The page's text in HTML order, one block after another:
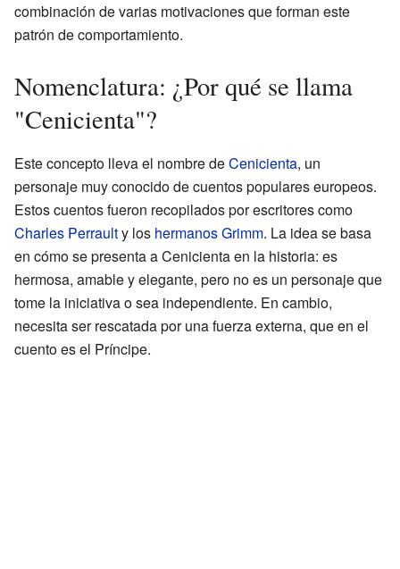
combinación de varias motivaciones que forman este
patrón de comportamiento.
Nomenclatura: ¿Por qué se llama
"Cenicienta"?
Este concepto lleva el nombre deCenicienta, un
personaje muy conocido de cuentos populares europeos.
Estos cuentos fueron recopilados por escritores como
Charles Perraulty los hermanos Grimm. La idea se basa
en cómo se presenta a Cenicienta en la historia: es
hermosa, amable y elegante, pero no es un personaje que
tome la iniciativa o sea independiente. En cambio,
necesita ser rescatada por una fuerza externa, que en el
cuento es el Príncipe.